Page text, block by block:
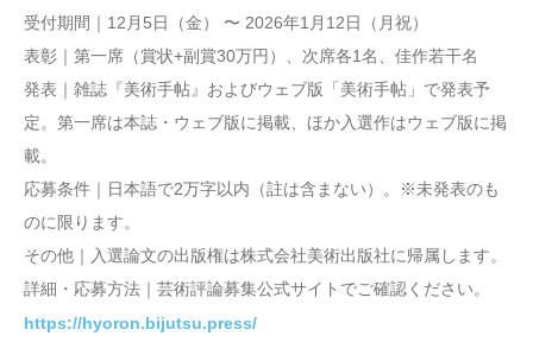
受付期間｜12月5日（金） 〜 2026年1月12日（月祝）
表彰｜第一席（賞状+副賞30万円）、次席各1名、佳作若干名
発表｜雑誌『美術手帖』およびウェブ版「美術手帖」で発表予
定。第一席は本誌・ウェブ版に掲載、ほか入選作はウェブ版に掲
載。
応募条件｜日本語で2万字以内（註は含まない）。※未発表のも
のに限ります。
その他｜入選論文の出版権は株式会社美術出版社に帰属します。
詳細・応募方法｜芸術評論募集公式サイトでご確認ください。
https://hyoron.bijutsu.press/